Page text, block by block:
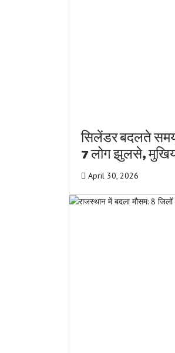
सिलेंडर बदलते समय
7 लोग झुलसे,
April 30, 2026